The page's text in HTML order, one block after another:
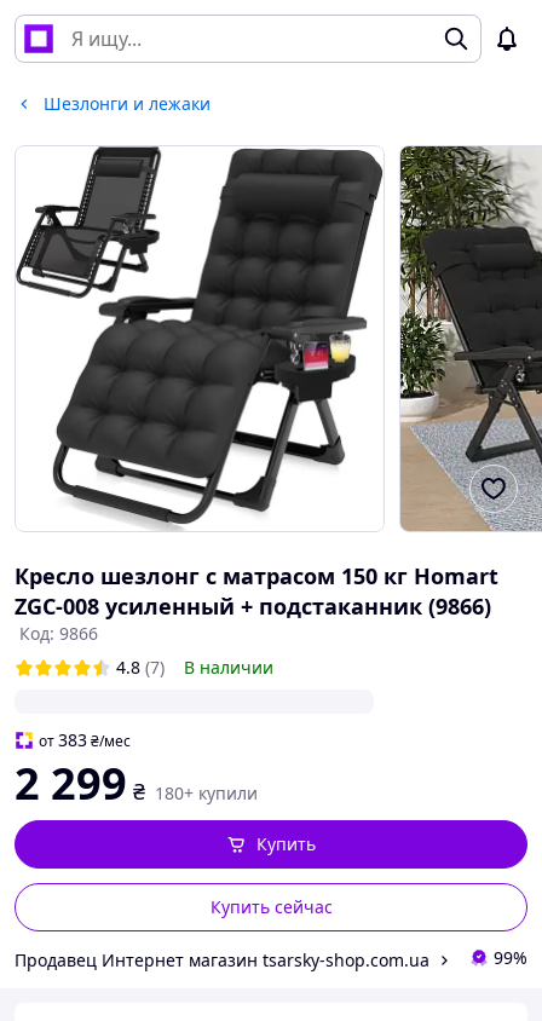
Шезлонги и лежаки
Кресло шезлонг с матрасом 150 кг Homart
ZGC-008 усиленный + подстаканник (9866)
Код: 9866
4.8 (7) В наличии
от383₴/мес
2 299 ₴ 180+ купили
Купить сейчас
Купить
Продавец Интернет магазин tsarsky-shop.com.ua 99%